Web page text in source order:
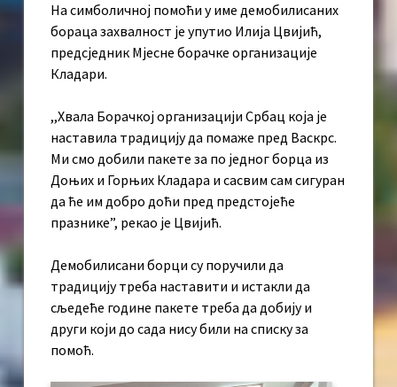
На симболичној помоћи у име демобилисаних
бораца захвалност је упутио Илија Цвијић,
предсједник Мјесне борачке организације
Кладари.
,,Хвала Борачкој организацији Србац која је
наставила традицију да помаже пред Васкрс.
Ми смо добили пакете за по једног борца из
Доњих и Горњих Кладара и сасвим сам сигуран
да ће им добро доћи пред предстојеће
празнике”, рекао је Цвијић.
Демобилисани борци су поручили да
традицију треба наставити и истакли да
сљедеће године пакете треба да добију и
други који до сада нису били на списку за
помоћ.